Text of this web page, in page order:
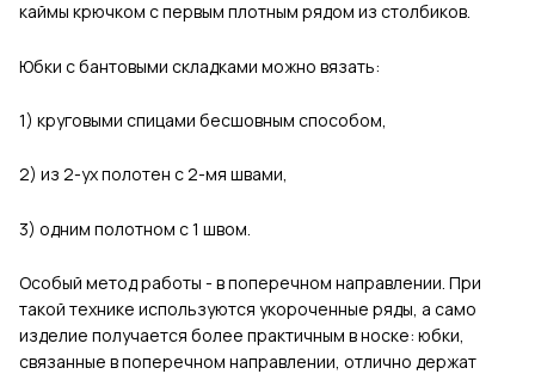
каймы крючком с первым плотным рядом из столбиков.
Юбки с бантовыми складками можно вязать:
1) круговыми спицами бесшовным способом,
2) из 2-ух полотен с 2-мя швами,
3) одним полотном с 1 швом.
Особый метод работы - в поперечном направлении. При
такой технике используются укороченные ряды, а само
изделие получается более практичным в носке: юбки,
связанные в поперечном направлении, отлично держат